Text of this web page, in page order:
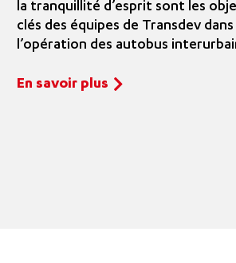
la tranquillité d’esprit sont les
clés des équipes de Transdev dans
l’opération des autobus
En savoir plus